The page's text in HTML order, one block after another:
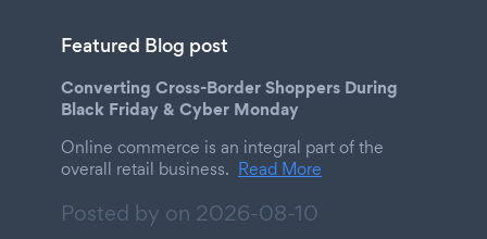
Featured Blog post
Converting Cross-Border Shoppers During
Black Friday & Cyber Monday
Online commerce is an integral part of the
overall retail business. Read More
Posted by on 2026-08-10